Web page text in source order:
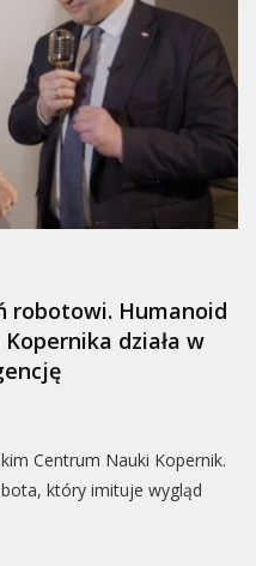
robotowi. Humanoid
działa w
Centrum Nauki Kopernik.
który imituje wygląd